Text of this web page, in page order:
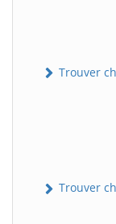
Trouver
Trouver